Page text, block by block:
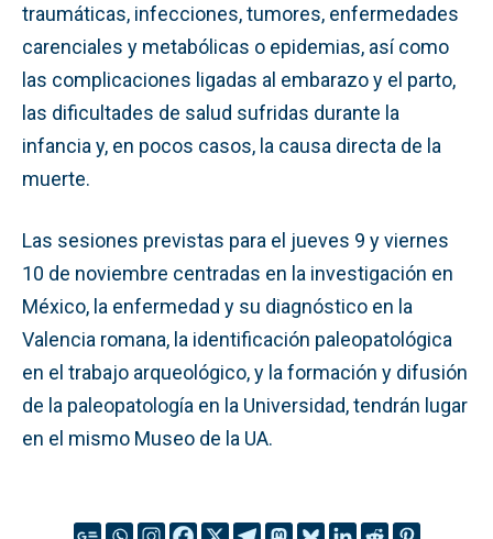
traumáticas, infecciones, tumores, enfermedades
carenciales y metabólicas o epidemias, así como
las complicaciones ligadas al embarazo y el parto,
las dificultades de salud sufridas durante la
infancia y, en pocos casos, la causa directa de la
muerte.
Las sesiones previstas para el jueves 9 y viernes
10 de noviembre centradas en la investigación en
México, la enfermedad y su diagnóstico en la
Valencia romana, la identificación paleopatológica
en el trabajo arqueológico, y la formación y difusión
de la paleopatología en la Universidad, tendrán lugar
en el mismo Museo de la UA.